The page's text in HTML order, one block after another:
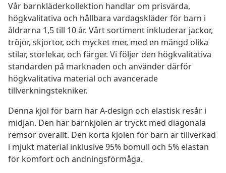
Vår barnkläderkollektion handlar om prisvärda,
högkvalitativa och hållbara vardagskläder för barn i
åldrarna 1,5 till 10 år. Vårt sortiment inkluderar jackor,
tröjor, skjortor, och mycket mer, med en mängd olika
stilar, storlekar, och färger. Vi följer den högkvalitativa
standarden på marknaden och använder därför
högkvalitativa material och avancerade
tillverkningstekniker.
Denna kjol för barn har A-design och elastisk resår i
midjan. Den här barnkjolen är tryckt med diagonala
remsor överallt. Den korta kjolen för barn är tillverkad
i mjukt material inklusive 95% bomull och 5% elastan
för komfort och andningsförmåga.